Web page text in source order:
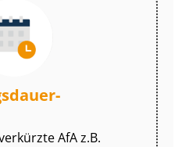
AfA z.B.